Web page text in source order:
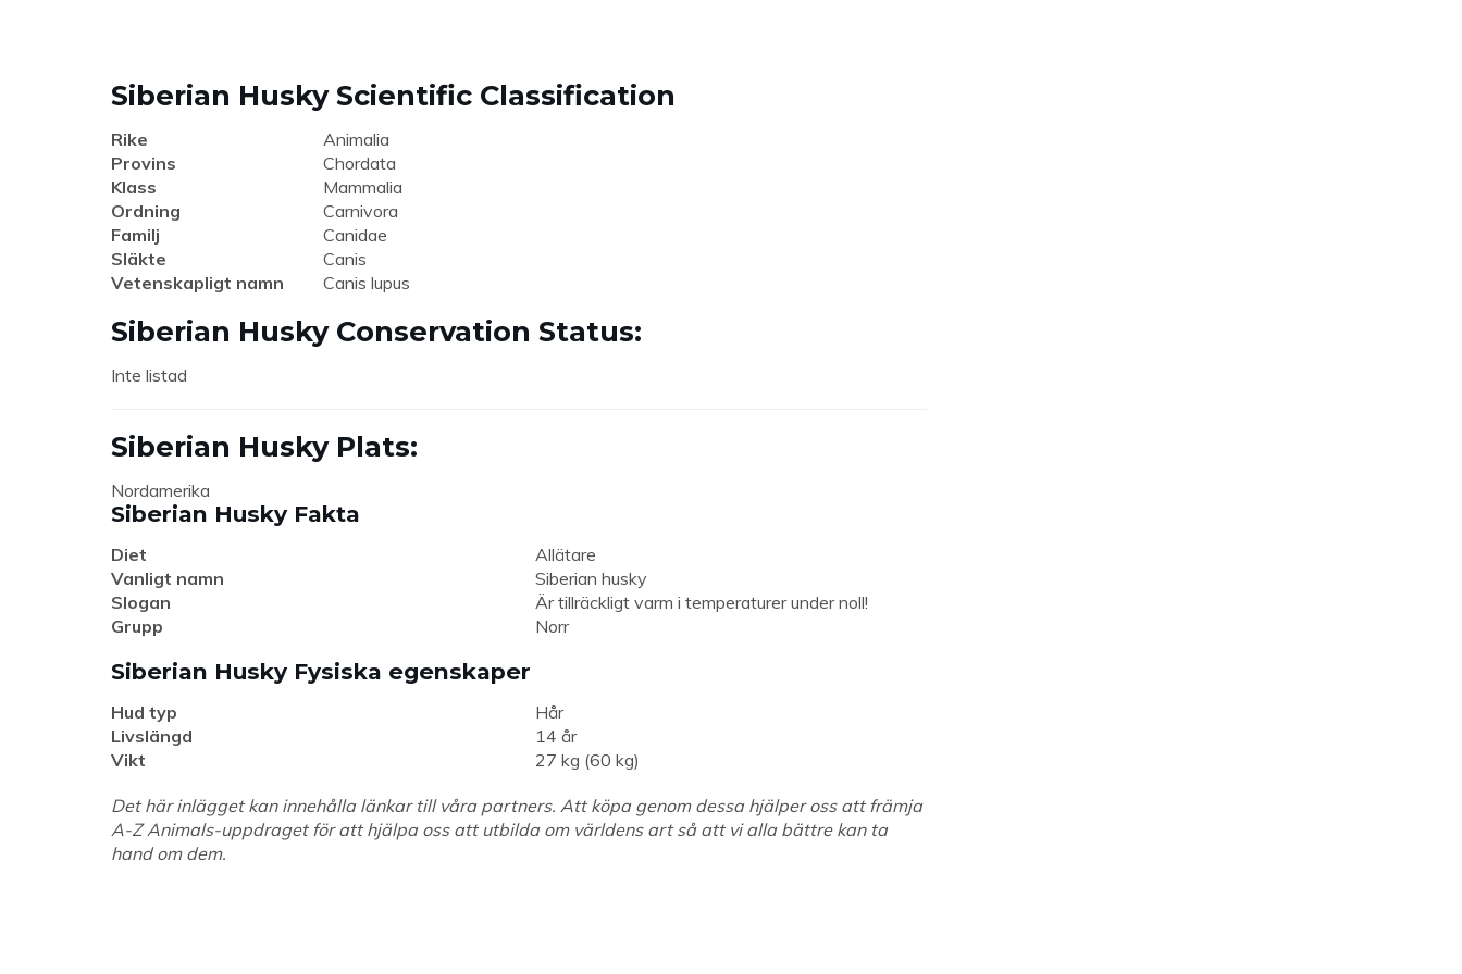
Siberian Husky Scientific Classification
Rike
Animalia
Provins
Chordata
Klass
Mammalia
Ordning
Carnivora
Familj
Canidae
Släkte
Canis
Vetenskapligt namn
Canis lupus
Siberian Husky Conservation Status:
Inte listad
Siberian Husky Plats:
Nordamerika
Siberian Husky Fakta
Diet
Allätare
Vanligt namn
Siberian husky
Slogan
Är tillräckligt varm i temperaturer under noll!
Grupp
Norr
Siberian Husky Fysiska egenskaper
Hud typ
Hår
Livslängd
14 år
Vikt
27 kg (60 kg)
Det här inlägget kan innehålla länkar till våra partners. Att köpa genom dessa hjälper oss att främja
A-Z Animals-uppdraget för att hjälpa oss att utbilda om världens art så att vi alla bättre kan ta
hand om dem.